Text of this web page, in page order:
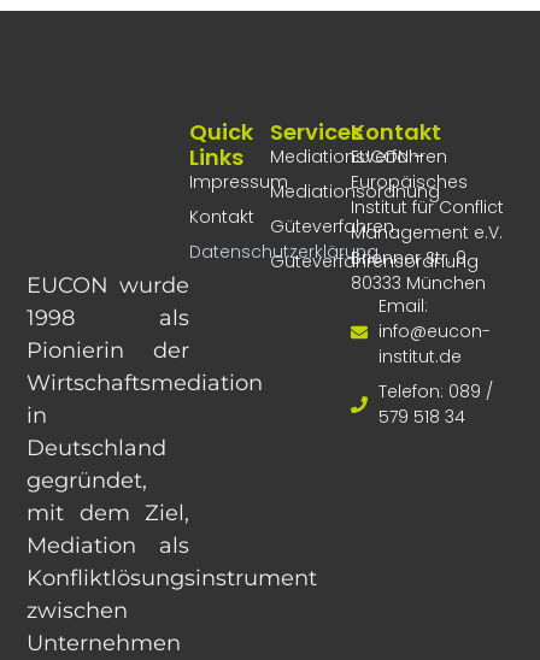
EUCON wurde
1998 als
Pionierin der
Wirtschaftsmediation
in
Deutschland
gegründet,
mit dem Ziel,
Mediation als
Konfliktlösungsinstrument
zwischen
Unternehmen
Services
Mediationsverfahren
Mediationsordnung
Güteverfahren
Güteverfahrensordnung
Quick
Links
Impressum
Kontakt
Datenschutzerklärung
Kontakt
EUCON –
Europäisches
Institut für Conflict
Management e.V.
Brienner Str. 9
80333 München
Email:
info@eucon-
institut.de
Telefon: 089 /
579 518 34